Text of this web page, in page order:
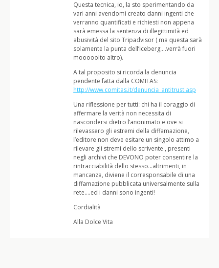
Questa tecnica, io, la sto sperimentando da
vari anni avendomi creato danni ingenti che
verranno quantificati e richiesti non appena
sarà emessa la sentenza di illegittimità ed
abusività del sito Tripadvisor ( ma questa sarà
solamente la punta dell’iceberg….verrà fuori
mooooolto altro).
A tal proposito si ricorda la denuncia
pendente fatta dalla COMITAS:
http://www.comitas.it/denuncia_antitrust.asp
Una riflessione per tutti: chi ha il coraggio di
affermare la verità non necessita di
nascondersi dietro l’anonimato e ove si
rilevassero gli estremi della diffamazione,
l’editore non deve esitare un singolo attimo a
rilevare gli stremi dello scrivente , presenti
negli archivi che DEVONO poter consentire la
rintracciabilità dello stesso…altrimenti, in
mancanza, diviene il corresponsabile di una
diffamazione pubblicata universalmente sulla
rete….ed i danni sono ingenti!
Cordialità
Alla Dolce Vita